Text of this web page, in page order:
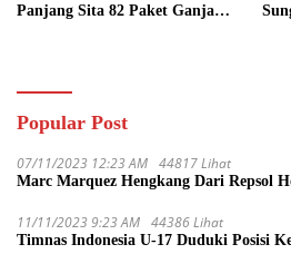
Panjang Sita 82 Paket Ganja
Popular Post
07/11/2023 12:23 AM 44817 Lihat
Marc Marquez Hengkang Dari Repsol
11/11/2023 9:23 AM 44386 Lihat
Timnas Indonesia U-17 Duduki Posisi